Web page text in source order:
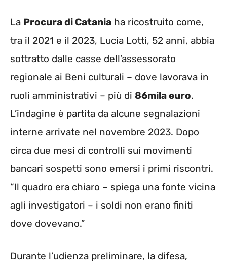
La Procura di Catania ha ricostruito come,
tra il 2021 e il 2023, Lucia Lotti, 52 anni, abbia
sottratto dalle casse dell’assessorato
regionale ai Beni culturali – dove lavorava in
ruoli amministrativi – più di 86mila euro.
L’indagine è partita da alcune segnalazioni
interne arrivate nel novembre 2023. Dopo
circa due mesi di controlli sui movimenti
bancari sospetti sono emersi i primi riscontri.
“Il quadro era chiaro – spiega una fonte vicina
agli investigatori – i soldi non erano finiti
dove dovevano.”
Durante l’udienza preliminare, la difesa,